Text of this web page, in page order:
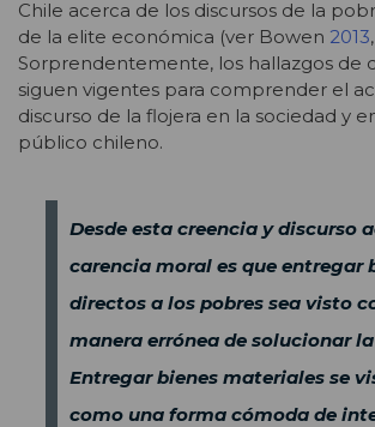
Chile acerca de los discursos de la
de la elite económica (ver Bowen 2013,
Sorprendentemente, los hallazgos de
siguen vigentes para comprender el
discurso de la flojera en la sociedad y
público chileno.
Desde esta creencia y discurso
carencia moral es que entregar
directos a los pobres sea visto
manera errónea de solucionar
Entregar bienes materiales se
como una forma cómoda de